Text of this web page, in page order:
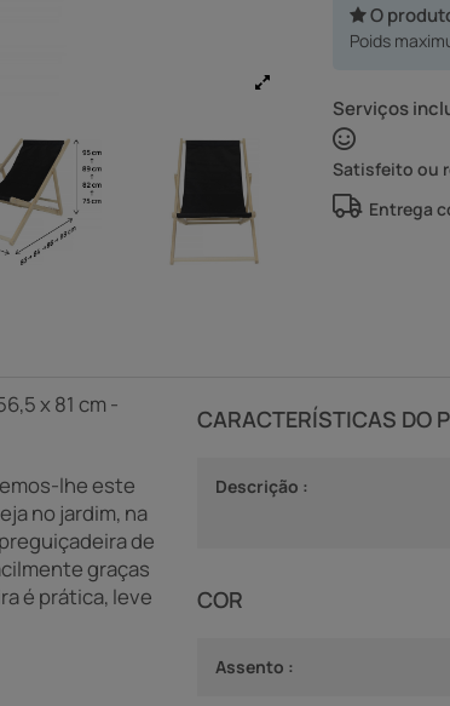
O
Poids
Serviços
Satisfeito ou
Entrega
x 81 cm -
lhe este
no jardim, na
de
graças
é prática, leve
CARACTERÍSTICAS DO
Descrição :
COR
Assento :